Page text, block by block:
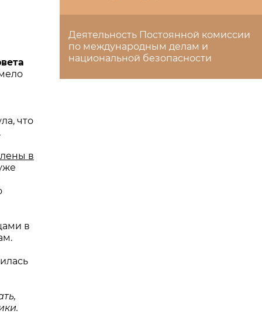
что
в
в
Деятельность Постоянной комиссии
по международным делам и
национальной безопасности